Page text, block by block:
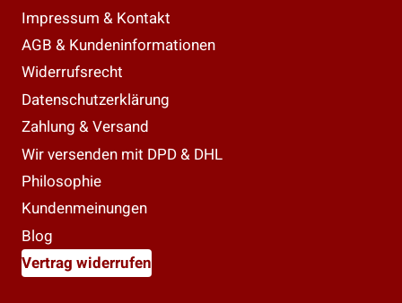
Impressum & Kontakt
AGB & Kundeninformationen
Widerrufsrecht
Datenschutzerklärung
Zahlung & Versand
Wir versenden mit DPD & DHL
Philosophie
Kundenmeinungen
Blog
Vertrag widerrufen